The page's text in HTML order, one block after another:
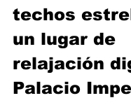
techos
un lugar de
relajación
Palacio